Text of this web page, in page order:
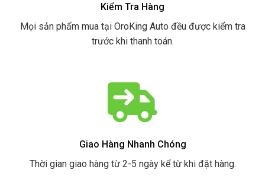
Kiểm Tra Hàng
Mọi sản phẩm mua tại OroKing Auto đều được kiểm tra
trước khi thanh toán.
Giao Hàng Nhanh Chóng
Thời gian giao hàng từ 2-5 ngày kể từ khi đặt hàng.